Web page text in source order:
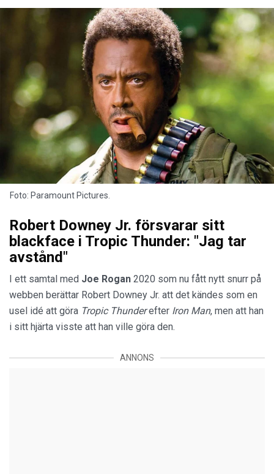
Foto: Paramount Pictures.
Robert Downey Jr. försvarar sitt
blackface i Tropic Thunder: "Jag tar
avstånd"
I ett samtal med Joe Rogan 2020 som nu fått nytt snurr på
webben berättar Robert Downey Jr. att det kändes som en
usel idé att göra Tropic Thunderefter Iron Man, men att han
i sitt hjärta visste att han ville göra den.
ANNONS